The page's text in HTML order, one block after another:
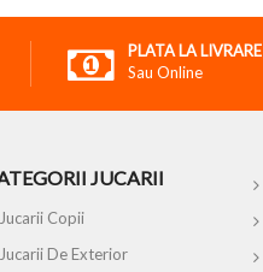
PLATA LA LIVRARE
Sau Online
JUCARII
Jucarii Copii
Jucarii De Exterior